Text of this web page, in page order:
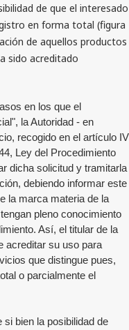
de que el interesado
en forma total (figura
de aquellos productos
sido acreditado
en los que el
la Autoridad - en
recogido en el artículo IV
Ley del Procedimiento
dicha solicitud y tramitarla
debiendo informar este
la marca materia de la
pleno conocimiento
Así, el titular de la
acreditar su uso para
que distingue pues,
o parcialmente el
si bien la posibilidad de